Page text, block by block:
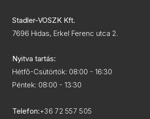
Stadler-VOSZK Kft.
7696 Hidas, Erkel Ferenc utca 2.
Nyitva tartás:
Hétfő-Csütörtök: 08:00 - 16:30
Péntek: 08:00 - 13:30
Telefon:+36 72 557 505